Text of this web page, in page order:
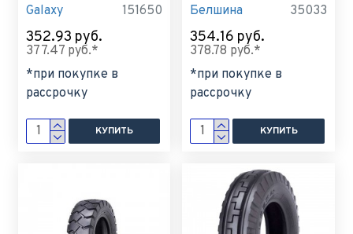
Galaxy 151650
352.93 руб.
377.47 руб.*
*при покупке в
рассрочку
КУПИТЬ
Белшина 35033
354.16 руб.
378.78 руб.*
*при покупке в
рассрочку
КУПИТЬ